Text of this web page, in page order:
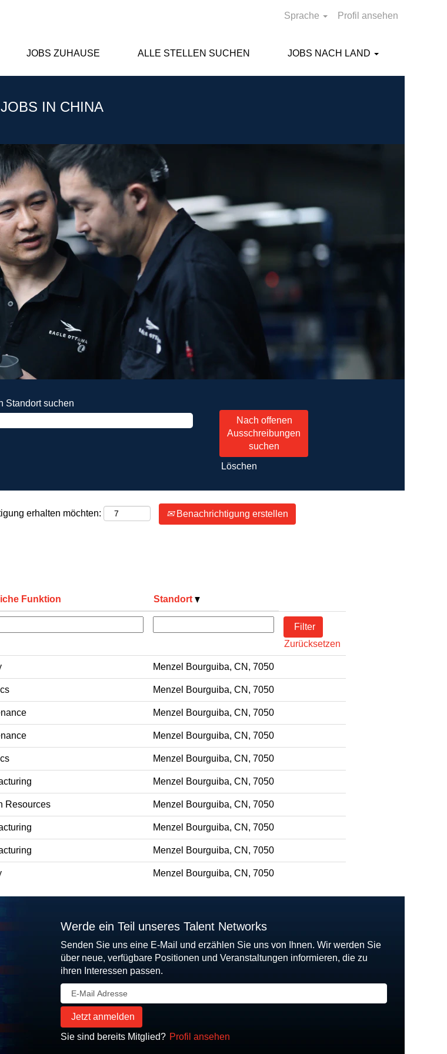
Sprache Profil ansehen
JOBS ZUHAUSE ALLE STELLEN SUCHEN JOBS NACH LAND
JOBS IN CHINA
Standort suchen
Löschen
erhalten möchten: Benachrichtigung erstellen
Funktion Standort
Zurücksetzen
Menzel Bourguiba, CN, 7050
Menzel Bourguiba, CN, 7050
Menzel Bourguiba, CN, 7050
Menzel Bourguiba, CN, 7050
Menzel Bourguiba, CN, 7050
Menzel Bourguiba, CN, 7050
Resources Menzel Bourguiba, CN, 7050
Menzel Bourguiba, CN, 7050
Menzel Bourguiba, CN, 7050
Menzel Bourguiba, CN, 7050
Werde ein Teil unseres Talent Networks
Senden Sie uns eine E-Mail und erzählen Sie uns von Ihnen. Wir werden Sie
über neue, verfügbare Positionen und Veranstaltungen informieren, die zu
ihren Interessen passen.
Sie sind bereits Mitglied? Profil ansehen